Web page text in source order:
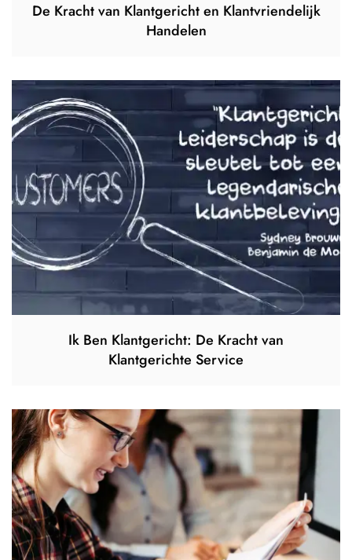
De Kracht van Klantgericht en Klantvriendelijk
Handelen
Ik Ben Klantgericht: De Kracht van
Klantgerichte Service